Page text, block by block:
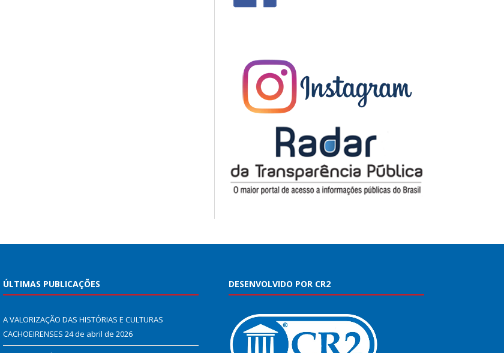
ÚLTIMAS PUBLICAÇÕES
A VALORIZAÇÃO DAS HISTÓRIAS E CULTURAS
CACHOEIRENSES 24 de abril de 2026
DESENVOLVIDO POR CR2